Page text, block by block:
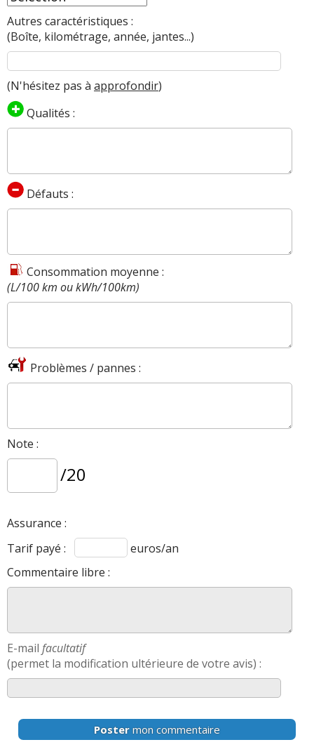
Autres caractéristiques :
(Boîte, kilométrage, année, jantes...)
(N'hésitez pas à approfondir)
Qualités :
Défauts :
Consommation moyenne :
(L/100 km ou kWh/100km)
Problèmes / pannes :
Note :
/20
Assurance :
Tarif payé :
euros/an
Commentaire libre :
E-mail facultatif
(permet la modification ultérieure de votre avis) :
Poster mon commentaire